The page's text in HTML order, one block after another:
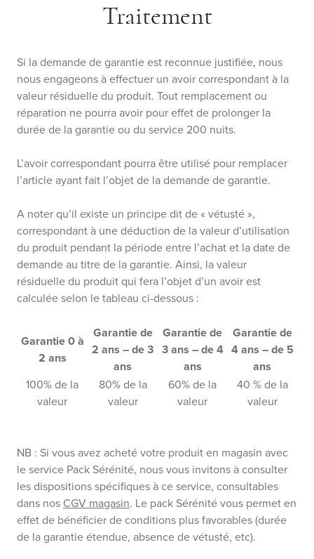
Traitement
Si la demande de garantie est reconnue justifiée, nous
nous engageons à effectuer un avoir correspondant à la
valeur résiduelle du produit. Tout remplacement ou
réparation ne pourra avoir pour effet de prolonger la
durée de la garantie ou du service 200 nuits.
L’avoir correspondant pourra être utilisé pour remplacer
l’article ayant fait l’objet de la demande de garantie.
A noter qu’il existe un principe dit de « vétusté »,
correspondant à une déduction de la valeur d’utilisation
du produit pendant la période entre l’achat et la date de
demande au titre de la garantie. Ainsi, la valeur
résiduelle du produit qui fera l’objet d’un avoir est
calculée selon le tableau ci-dessous :
Garantie 0 à
2 ans
Garantie de
2 ans – de 3
ans
Garantie de
3 ans – de 4
ans
Garantie de
4 ans – de 5
ans
100% de la
valeur
80% de la
valeur
60% de la
valeur
40 % de la
valeur
NB : Si vous avez acheté votre produit en magasin avec
le service Pack Sérénité, nous vous invitons à consulter
les dispositions spécifiques à ce service, consultables
dans nos CGV magasin. Le pack Sérénité vous permet en
effet de bénéficier de conditions plus favorables (durée
de la garantie étendue, absence de vétusté, etc).